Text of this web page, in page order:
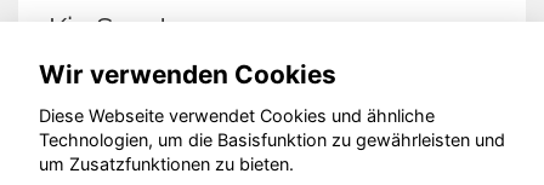
Kia Sportage
© konjunkturmotor.de GmbH 2020 - 2026
Wir verwenden Cookies
Diese Webseite verwendet Cookies und ähnliche
Technologien, um die Basisfunktion zu gewährleisten und
um Zusatzfunktionen zu bieten.